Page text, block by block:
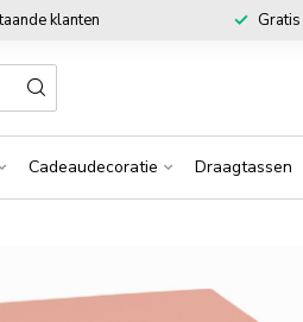
klanten Gratis
Cadeaudecoratie Draagtassen